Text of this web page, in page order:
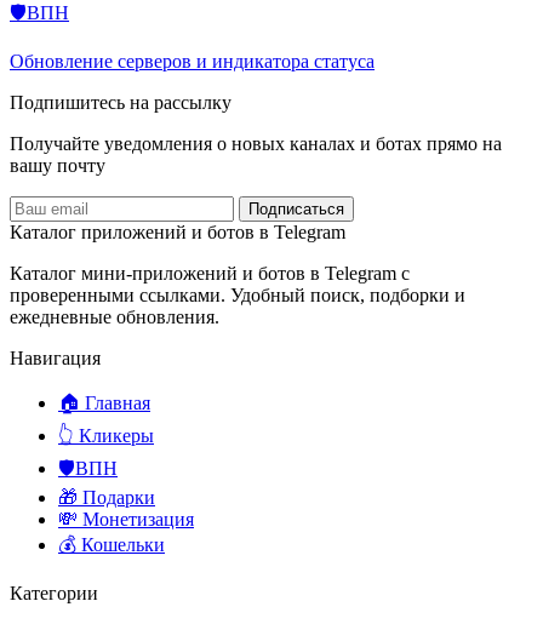
🛡️ВПН
Обновление серверов и индикатора статуса
Подпишитесь на рассылку
Получайте уведомления о новых каналах и ботаx прямо на
вашу почту
Подписаться
Каталог приложений и ботов в Telegram
Каталог мини-приложений и ботов в Telegram с
проверенными ссылками. Удобный поиск, подборки и
ежедневные обновления.
Навигация
🏠 Главная
👆 Кликеры
🛡️ВПН
🎁 Подарки
💸 Монетизация
💰 Кошельки
Категории